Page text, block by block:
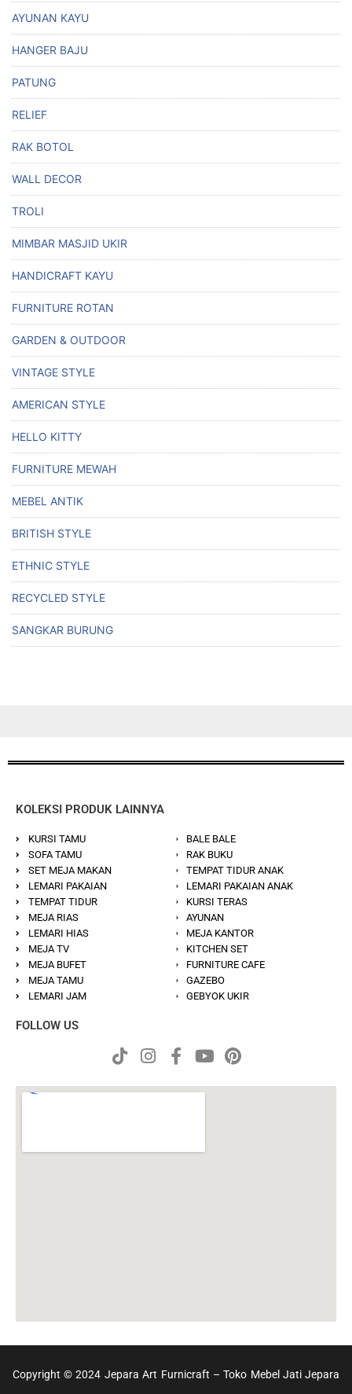
AYUNAN KAYU
HANGER BAJU
PATUNG
RELIEF
RAK BOTOL
WALL DECOR
TROLI
MIMBAR MASJID UKIR
HANDICRAFT KAYU
FURNITURE ROTAN
GARDEN & OUTDOOR
VINTAGE STYLE
AMERICAN STYLE
HELLO KITTY
FURNITURE MEWAH
MEBEL ANTIK
BRITISH STYLE
ETHNIC STYLE
RECYCLED STYLE
SANGKAR BURUNG
KOLEKSI PRODUK LAINNYA
KURSI TAMU
SOFA TAMU
SET MEJA MAKAN
LEMARI PAKAIAN
TEMPAT TIDUR
MEJA RIAS
LEMARI HIAS
MEJA TV
MEJA BUFET
MEJA TAMU
LEMARI JAM
BALE BALE
RAK BUKU
TEMPAT TIDUR ANAK
LEMARI PAKAIAN ANAK
KURSI TERAS
AYUNAN
MEJA KANTOR
KITCHEN SET
FURNITURE CAFE
GAZEBO
GEBYOK UKIR
FOLLOW US
Copyright © 2024 Jepara Art Furnicraft – Toko Mebel Jati Jepara